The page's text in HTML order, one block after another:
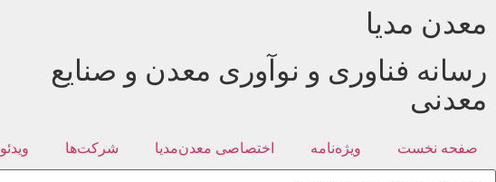
معدن مدیا
رسانه فناوری و نوآوری معدن و صنایع
معدنی
صفحه نخست ویژه‌نامه اختصاصی معدن‌مدیا شرکت‌ها ویدئو